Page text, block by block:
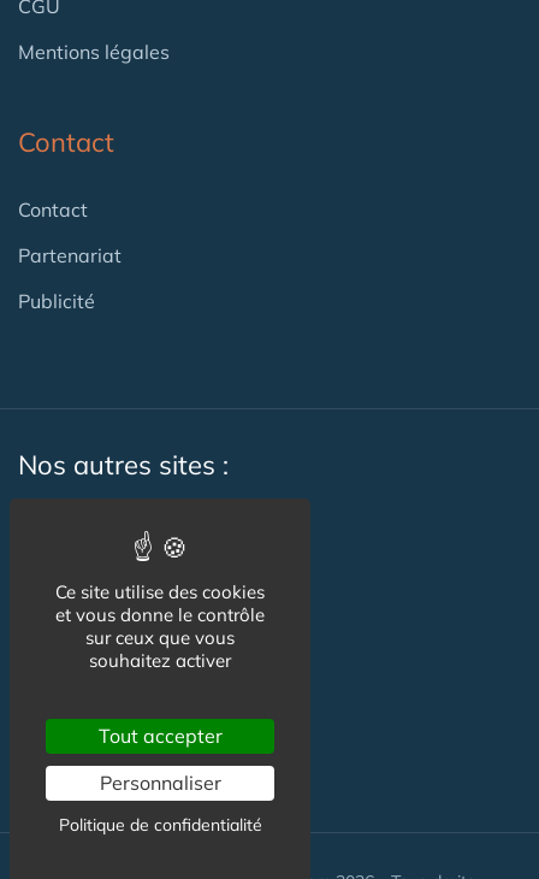
CGU
Mentions légales
Contact
Contact
Partenariat
Publicité
Nos autres sites :
Capgeris.com
CapResidencesSeniors.com
Emploi-formation-sante.com
Creche-et-naissance.com
Co-Living & Co-Working
Ce site utilise des cookies
et vous donne le contrôle
sur ceux que vous
souhaitez activer
Tout accepter
Personnaliser
Politique de confidentialité